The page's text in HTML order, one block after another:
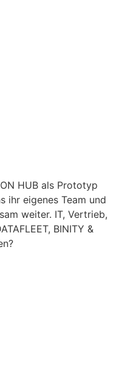
HUB als Prototyp
ihr eigenes Team und
weiter. IT, Vertrieb,
BINITY &